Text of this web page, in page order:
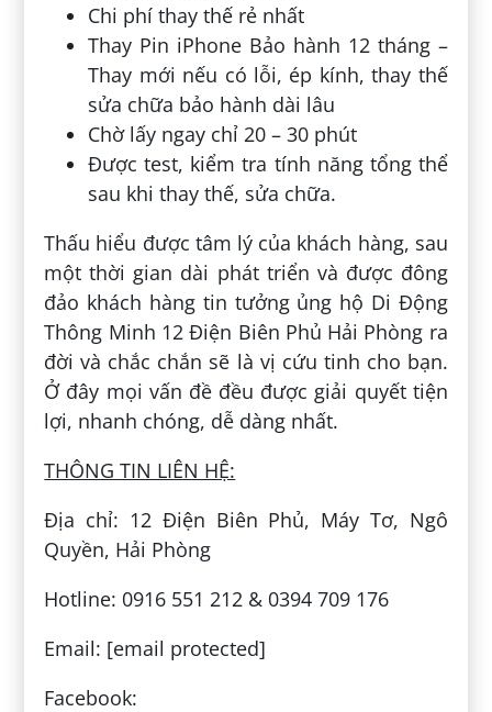
Chi phí thay thế rẻ nhất
Thay Pin iPhone Bảo hành 12 tháng –
Thay mới nếu có lỗi, ép kính, thay thế
sửa chữa bảo hành dài lâu
Chờ lấy ngay chỉ 20 – 30 phút
Được test, kiểm tra tính năng tổng thể
sau khi thay thế, sửa chữa.
Thấu hiểu được tâm lý của khách hàng, sau
một thời gian dài phát triển và được đông
đảo khách hàng tin tưởng ủng hộ Di Động
Thông Minh 12 Điện Biên Phủ Hải Phòng ra
đời và chắc chắn sẽ là vị cứu tinh cho bạn.
Ở đây mọi vấn đề đều được giải quyết tiện
lợi, nhanh chóng, dễ dàng nhất.
THÔNG TIN LIÊN HỆ:
Địa chỉ: 12 Điện Biên Phủ, Máy Tơ, Ngô
Quyền, Hải Phòng
Hotline: 0916 551 212 & 0394 709 176
Email: [email protected]
Facebook: